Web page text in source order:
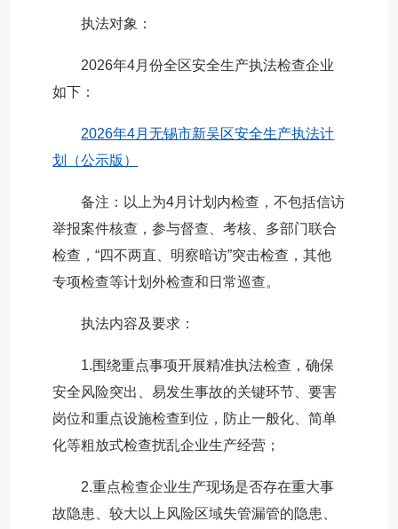
执法对象：
2026年4月份全区安全生产执法检查企业
如下：
2026年4月无锡市新吴区安全生产执法计
划（公示版）
备注：以上为4月计划内检查，不包括信访
举报案件核查，参与督查、考核、多部门联合
检查，“四不两直、明察暗访”突击检查，其他
专项检查等计划外检查和日常巡查。
执法内容及要求：
1.围绕重点事项开展精准执法检查，确保
安全风险突出、易发生事故的关键环节、要害
岗位和重点设施检查到位，防止一般化、简单
化等粗放式检查扰乱企业生产经营；
2.重点检查企业生产现场是否存在重大事
故隐患、较大以上风险区域失管漏管的隐患、